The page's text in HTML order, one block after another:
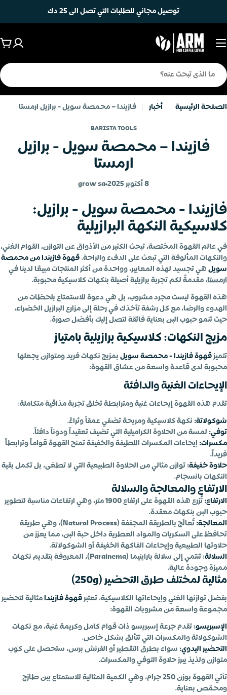
توصيل مجاني للطلبات التي تصل الى 25 دك
بحث
الصفحة الرئيسية أخبار فازيندا – محمصة سويل - برازيل ارمستا
BARISTA TOOLS
فازيندا – محمصة سويل - برازيل
ارمستا
8 أكتوبر 2025 grow sa
فازيندا - محمصة سويل - برازيل:
كلاسيكية النكهة البرازيلية
في عالم القهوة المختصة، تبحث الكثير من الأذواق عن التوازن، القوام الغني،
والنكهات المألوفة التي تبعث على الدفء والراحة. قهوة فازيندا من محمصة
سويل هي تجسيد لهذه المعايير، وواحدة من أكثر المنتجات مبيعًا لدينا في
ارمستا، مقدمةً لكم تجربة برازيلية أصيلة بنكهات كلاسيكية محبوبة.
هذه القهوة ليست مجرد مشروب، بل هي دعوة للاستمتاع بلحظات من
الهدوء والرضا، مع كل رشفة تأخذك في رحلة إلى مزارع البرازيل الخضراء،
حيث تنمو حبوب البن بعناية فائقة لتصل إليك بأفضل صورة.
مزيج النكهات: كلاسيكية برازيلية بامتياز
تتميز قهوة فازيندا - محمصة سويل بمزيج نكهات فريد ومتوازن يجعلها
محبوبة لدى قاعدة واسعة من عشاق القهوة:
الإيحاءات الغنية والدافئة
تقدم هذه القهوة إيحاءات غنية ومترابطة تخلق تجربة مذاقية متكاملة:
شوكولاتة: نكهة كلاسيكية ومريحة تضفي عمقاً وثراءً.
توفي: لمسة من الحلاوة الكراميلية التي تضيف تعقيداً ودوناً دافئاً.
مكسرات: إيحاءات المكسرات اللطيفة والخفيفة تمنح القهوة قواماً وترابطاً
فريداً.
حلاوة خفيفة: توازن مثالي من الحلاوة الطبيعية التي لا تطغى، بل تكمل بقية
النكهات بانسجام.
الارتفاع والمعالجة والسلالة
الارتفاع:
تُزرع هذه القهوة على ارتفاع 1900 متر، وهي ارتفاعات مناسبة لتطوير
حبوب البن بنكهات معقدة.
المعالجة:
تُعالَج بالطريقة المجففة (Natural Process)، وهي طريقة
تحافظ على السكريات والمواد العطرية داخل حبة البن، مما يعزز من
حلاوتها الطبيعية وإيحاءات الفاكهة الخفيفة أو الشوكولاتة.
السلالة:
تنتمي إلى سلالة باراينيما (Parainema)، المعروفة بتقديم نكهات
مميزة وجودة عالية.
مثالية لمختلف طرق التحضير (250g)
بفضل توازنها الغني وإيحاءاتها الكلاسيكية، تعتبر قهوة فازيندا مثالية لتحضير
مجموعة واسعة من مشروبات القهوة:
الإسبريسو: تقدم جرعة إسبريسو ذات قوام كامل وكريمة غنية، مع نكهات
الشوكولاتة والمكسرات التي تتألق بشكل خاص.
التحضير اليدوي: سواء بطرق التقطير أو الفرنش برس، ستحصل على كوب
متوازن ولذيذ يبرز حلاوة التوفي والمكسرات.
تأتي القهوة بوزن 250 جرام، وهي الكمية المثالية للاستمتاع ببن طازج
ومحمّص بعناية.